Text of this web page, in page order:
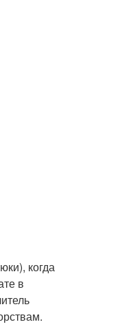
когда
в